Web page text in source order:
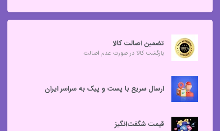
تضمین اصالت کالا
بازگشت کالا در صورت عدم اصالت
ارسال سریع با پست و پیک به سراسر ایران
قیمت شگفت‌انگیز